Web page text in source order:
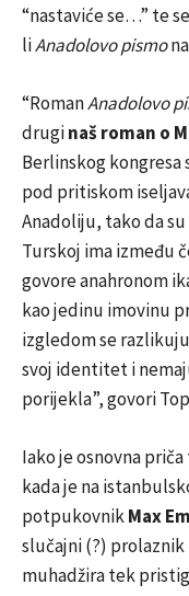
“nastaviće se…” te
liAnadolovo pismo
“RomanAnadolovo
druginaš roman o
Berlinskog kongresa
pod pritiskom
Anadoliju, tako da
Turskoj ima između
govore anahronom
kao jedinu imovinu
izgledom se
svoj identitet i
porijekla”, govori
Iako je osnovna
kada je na
potpukovnikMax
slučajni (?)
muhadžira tek